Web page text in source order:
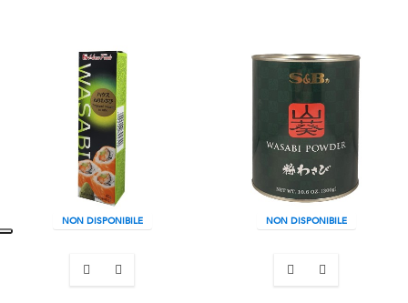
NON DISPONIBILE NON DISPONIBILE